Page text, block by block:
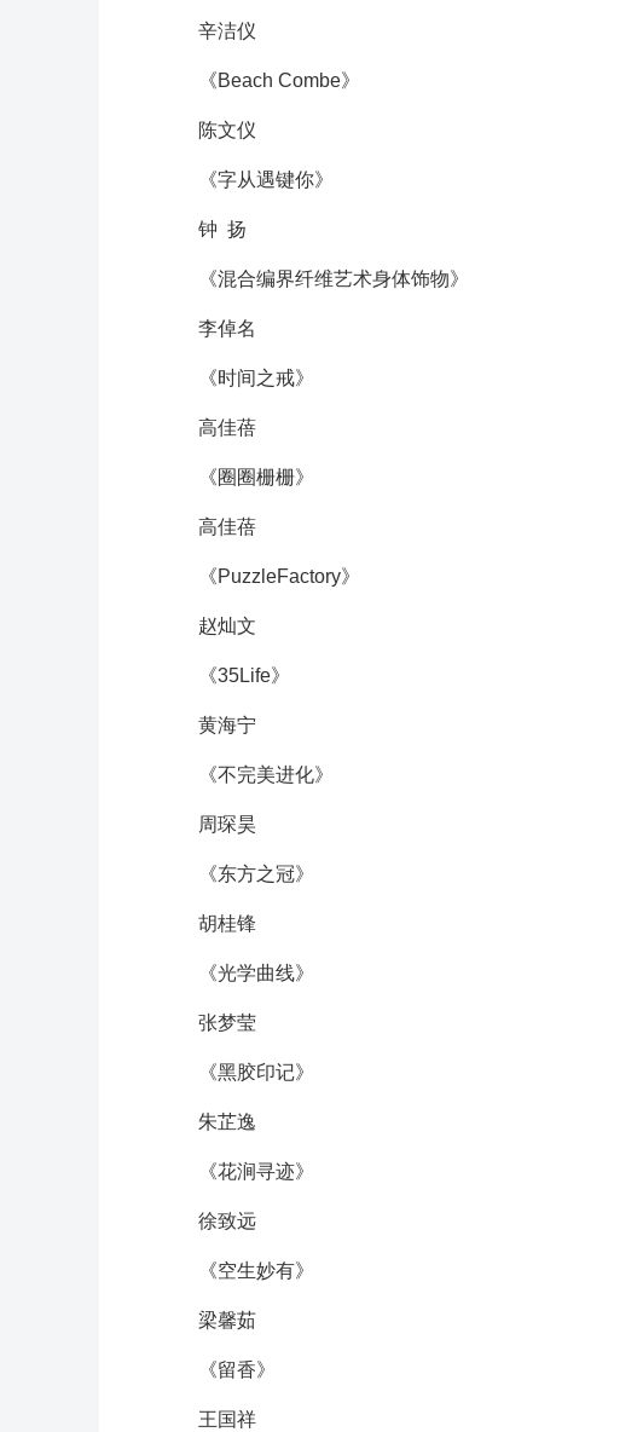
辛洁仪
《Beach Combe》
陈文仪
《字从遇键你》
钟 扬
《混合编界纤维艺术身体饰物》
李倬名
《时间之戒》
高佳蓓
《圈圈栅栅》
高佳蓓
《PuzzleFactory》
赵灿文
《35Life》
黄海宁
《不完美进化》
周琛昊
《东方之冠》
胡桂锋
《光学曲线》
张梦莹
《黑胶印记》
朱芷逸
《花涧寻迹》
徐致远
《空生妙有》
梁馨茹
《留香》
王国祥